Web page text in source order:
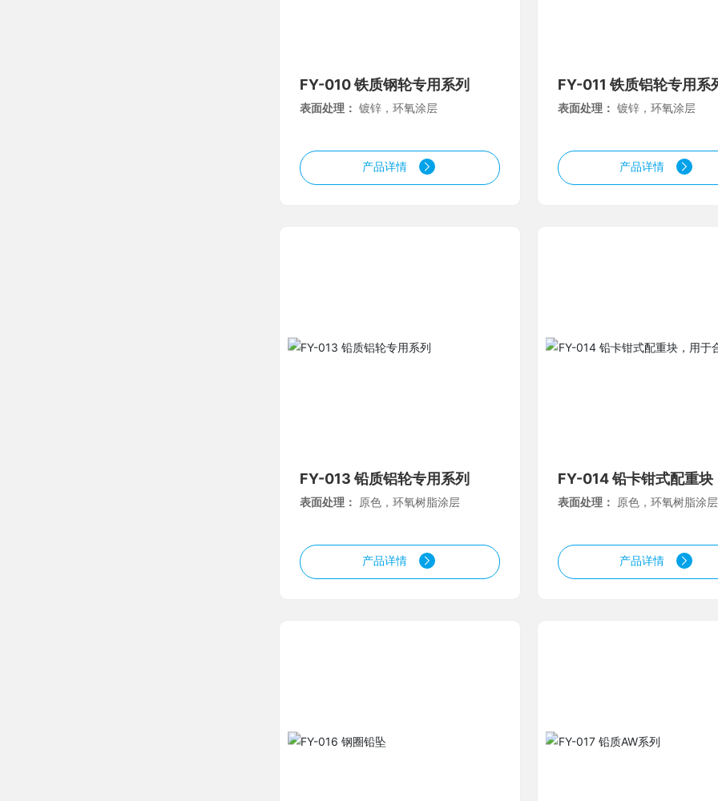
FY-010 铁质钢轮专用系列
表面处理：镀锌，环氧涂层
产品详情
FY-011 铁质铝轮专用系
表面处理： 镀锌，环氧涂层
产品详情
FY-013 铅质铝轮专用系列
表面处理： 原色，环氧树脂涂层
产品详情
FY-014 铅卡钳式配重块
合金轮辋
表面处理： 原色，环氧树脂涂层
产品详情